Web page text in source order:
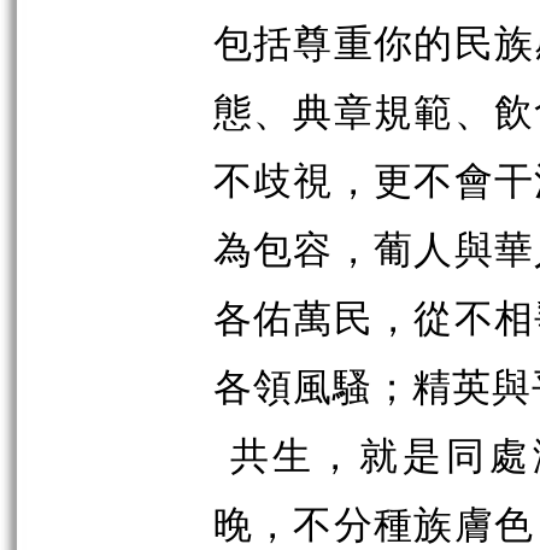
包括尊重你的民
態、典章規範、
不歧視，更不會
為包容，葡人與
各佑萬民，從不
各領風騷；精英
共生，就是同
晚，不分種族膚